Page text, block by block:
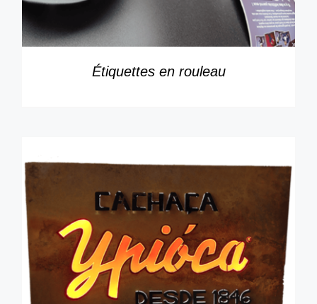
Étiquettes en rouleau
DÉTAILS